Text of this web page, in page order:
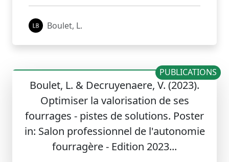
Boulet, L.
Boulet, L. & Decruyenaere, V. (2023).
Optimiser la valorisation de ses
fourrages - pistes de solutions. Poster
in: Salon professionnel de l'autonomie
fourragère - Edition 2023...
PUBLICATIONS